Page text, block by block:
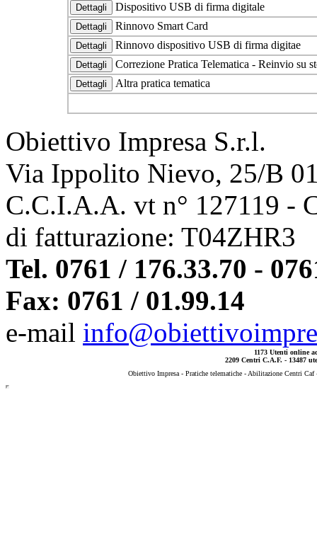
Dispositivo USB di firma digitale
Rinnovo Smart Card
Rinnovo dispositivo USB di firma digitae
Correzione Pratica Telematica - Reinvio su
Altra pratica tematica
Obiettivo Impresa S.r.l.
Via Ippolito Nievo, 25/B
C.C.I.A.A. vt n° 127119 -
di fatturazione: T04ZHR3
Tel. 0761 / 176.33.70 -
Fax: 0761 / 01.99.14
e-mail
1173 Utenti online
2209 Centri C.A.F. - 13487